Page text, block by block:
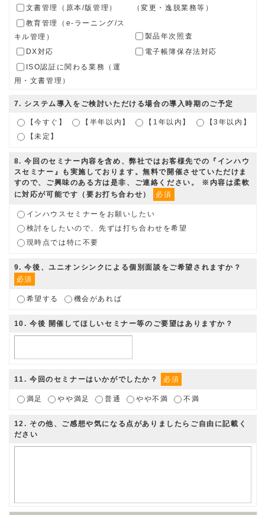
文書管理（原本/版管理）
（変更・逸脱業務等）
教育管理（e-ラーニング/ス
キル管理）
製品年次照査
DX対応
電子帳簿保存法対応
ISO認証に関わる業務（運
用・文書管理）
7. システム導入をご検討いただける場合の導入時期のご予定
【今すぐ】 【半年以内】 【1年以内】
【3年以内】
【未定】
8. 今回のセミナー内容を含め、弊社ではお客様先での『インハウ
スセミナー』も実施しております。無料で開催させていただけま
すので、ご興味のある方は是非、ご連絡ください。 ※内容は柔軟
に対応が可能です（要お打ち合わせ）
必須
インハウスセミナーをお願いしたい
検討をしたいので、先ずは打ち合わせを希望
現時点では特に不要
9. 今後、ユニオンシンクによる個別面談をご希望されますか？
必須
希望する 機会があれば
10. 今後 開催してほしいセミナー等のご要望はありますか？
11 . 今回のセミナーはいかがでしたか？ 必須
満足 やや満足 普通 やや不満 不満
12 . その他、ご感想や気になる点がありましたらご自由に記載く
ださい